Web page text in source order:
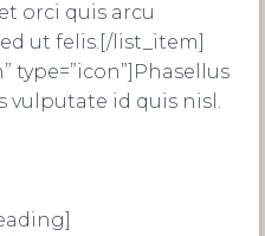
orci quis arcu
ut felis.[/list_item]
type=”icon”]Phasellus
vulputate id quis nisl.